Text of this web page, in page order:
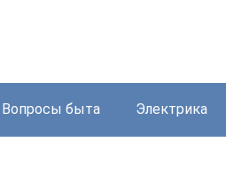
Вопросы быта Электрика